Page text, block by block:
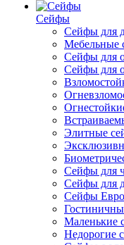
Сейфы
Сейфы для
Мебельные
Сейфы для
Сейфы для
Элитные
Сейфы для
Сейфы для
Сейфы
Маленькие
Недорогие